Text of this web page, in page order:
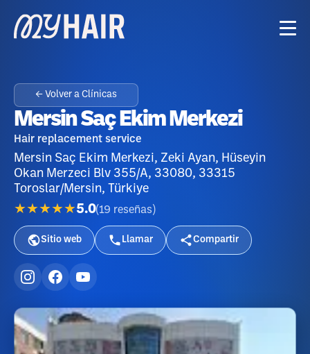
← Volver a Clínicas
Mersin Saç Ekim Merkezi
Hair replacement service
Mersin Saç Ekim Merkezi, Zeki Ayan, Hüseyin
Okan Merzeci Blv 355/A, 33080, 33315
Toroslar/Mersin, Türkiye
★★★★★5.0(19 reseñas )
Sitio web Llamar Compartir